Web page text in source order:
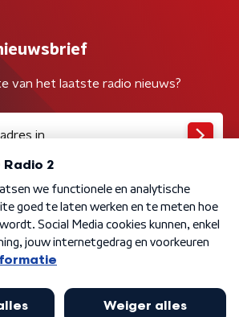
van het laatste radio nieuws?